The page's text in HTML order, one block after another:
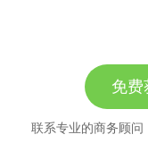
免费
联系专业的商务顾